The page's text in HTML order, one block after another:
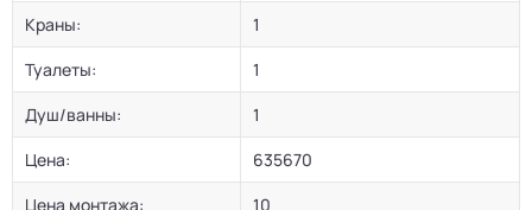
Краны:
1
Туалеты:
1
Душ/ванны:
1
Цена:
635670
Цена монтажа:
10